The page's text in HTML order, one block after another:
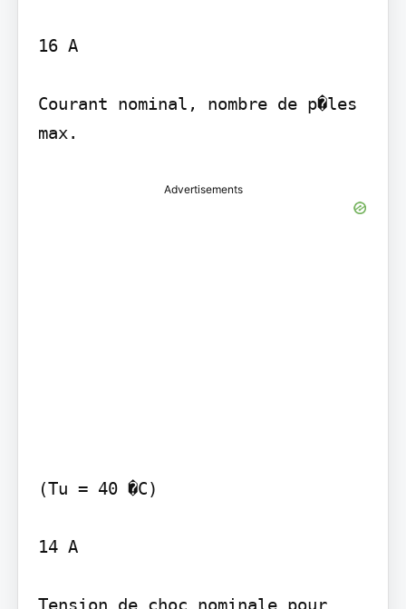
16 A
Courant nominal, nombre de p�les
max.
Advertisements
(Tu = 40 �C)
14 A
Tension de choc nominale pour